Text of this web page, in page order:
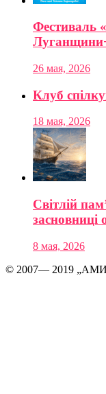
Фестиваль
26 мая, 2026
Клуб
18 мая, 2026
Світлій
8 мая, 2026
© 2007— 2019